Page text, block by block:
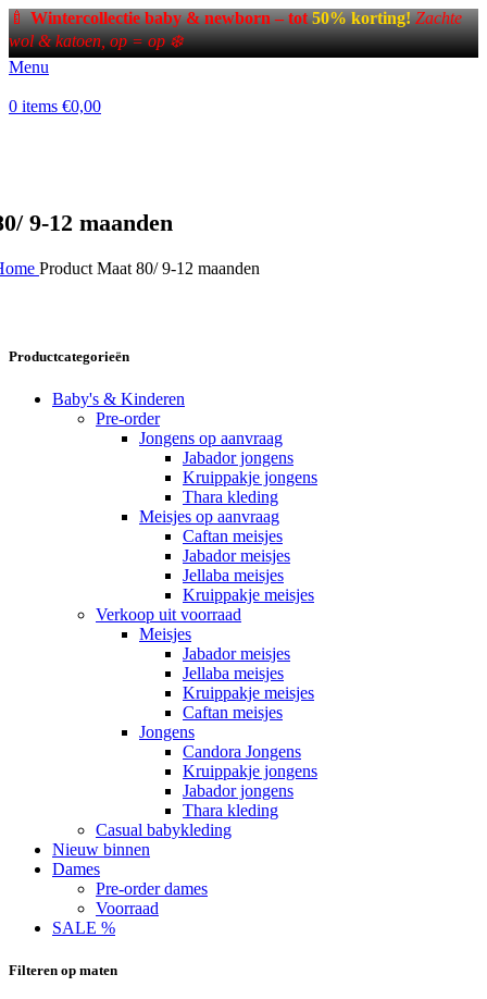
🍼Wintercollectie baby & newborn – tot50% korting! Zachte
wol & katoen, op = op ❄️
Menu
0 items €0,00
9-12 maanden
Product Maat 80/ 9-12 maanden
Productcategorieën
Baby's & Kinderen
Pre-order
Jongens op aanvraag
Jabador jongens
Kruippakje jongens
Thara kleding
Meisjes op aanvraag
Caftan meisjes
Jabador meisjes
Jellaba meisjes
Kruippakje meisjes
Verkoop uit voorraad
Meisjes
Jabador meisjes
Jellaba meisjes
Kruippakje meisjes
Caftan meisjes
Jongens
Candora Jongens
Kruippakje jongens
Jabador jongens
Thara kleding
Casual babykleding
Nieuw binnen
Dames
Pre-order dames
Voorraad
SALE %
Filteren op maten